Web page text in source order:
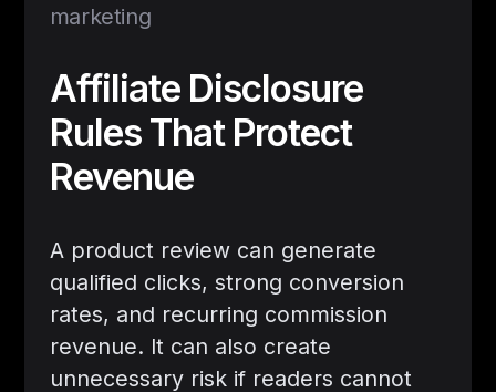
marketing
Affiliate Disclosure
Rules That Protect
Revenue
A product review can generate
qualified clicks, strong conversion
rates, and recurring commission
revenue. It can also create
unnecessary risk if readers cannot